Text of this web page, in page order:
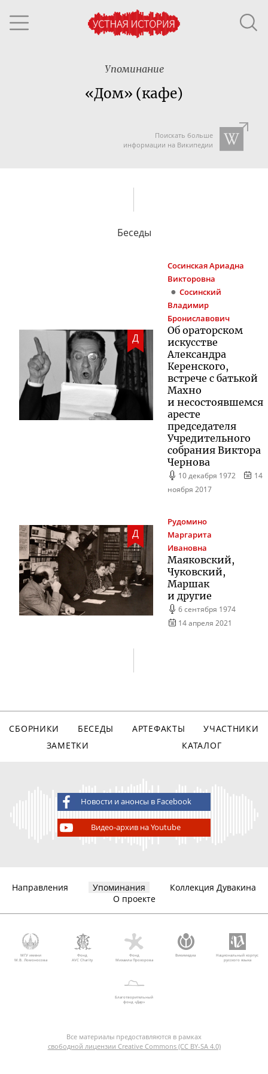
Упоминание
«Дом» (кафе)
Поискать больше
информации на Википедии
Беседы
Д
СосинскаяАриадна
Викторовна
Сосинский
Владимир
Брониславович
Об ораторском
искусстве
Александра
Керенского,
встрече с батькой
Махно
и несостоявшемся
аресте
председателя
Учредительного
собрания Виктора
Чернова
10 декабря 1972
14
ноября 2017
Д
Рудомино
Маргарита
Ивановна
Маяковский,
Чуковский,
Маршак
и другие
6 сентября 1974
14 апреля 2021
СБОРНИКИ БЕСЕДЫ АРТЕФАКТЫ
УЧАСТНИКИ
ЗАМЕТКИ
КАТАЛОГ
Новости и анонсы в Facebook
Видео-архив на Youtube
Направления Упоминания
Коллекция Дувакина
О проекте
МГУ имени
М.В. Ломоносова
Фонд
AVC Charity
Фонд
Михаила Прохорова
Викимедиа
Национальный корпус
русского языка
Благотворительный
фонд «Дар»
Все материалы предоставляются в рамках
свободной лицензии Creative Commons (CC BY-SA 4.0)